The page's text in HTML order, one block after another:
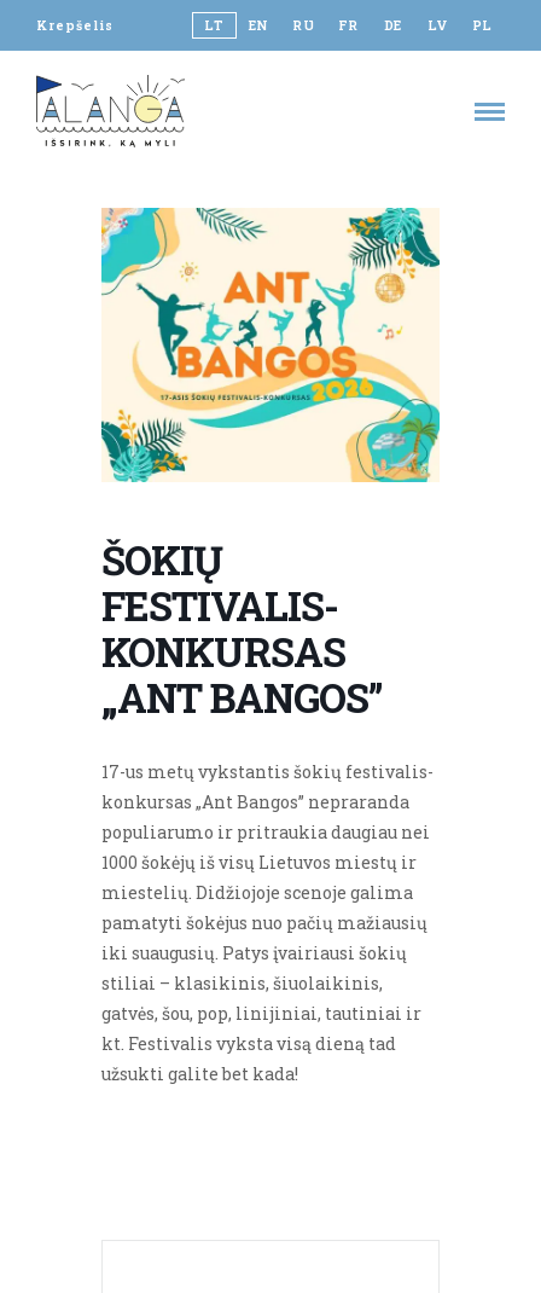
Krepšelis LT EN RU FR DE LV PL
ŠOKIŲ
FESTIVALIS-
KONKURSAS
„ANT BANGOS”
17-us metų vykstantis šokių festivalis-
konkursas „Ant Bangos” nepraranda
populiarumo ir pritraukia daugiau nei
1000 šokėjų iš visų Lietuvos miestų ir
miestelių. Didžiojoje scenoje galima
pamatyti šokėjus nuo pačių mažiausių
iki suaugusių. Patys įvairiausi šokių
stiliai – klasikinis, šiuolaikinis,
gatvės, šou, pop, linijiniai, tautiniai ir
kt. Festivalis vyksta visą dieną tad
užsukti galite bet kada!